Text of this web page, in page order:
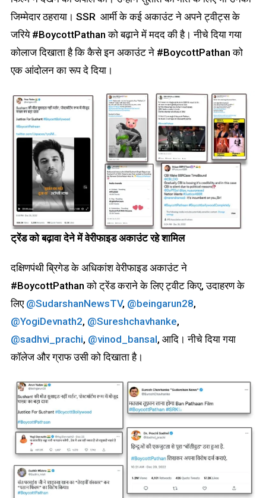
जिम्मेदार ठहराया। SSR आर्मी के कई अकाउंट ने अपने ट्वीट्स के
जरिये #BoycottPathan को बढ़ाने में मदद की है। नीचे दिया गया
कोलाज दिखाता है कि कैसे इन अकाउंट ने #BoycottPathan को
एक आंदोलन का रूप दे दिया।
ट्रेंड को बढ़ावा देने में वेरीफाइड अकाउंट रहे शामिल
दक्षिणपंथी ब्रिगेड के अधिकांश वेरीफाइड अकाउंट ने
#BoycottPathan को ट्रेंड कराने के लिए ट्वीट किए, उदाहरण के
लिए @SudarshanNewsTV, @beingarun28,
@YogiDevnath2, @Sureshchavhanke,
@sadhvi_prachi, @vinod_bansal, आदि। नीचे दिया गया
कॉलेज और ग्राफ उसी को दिखाता है।